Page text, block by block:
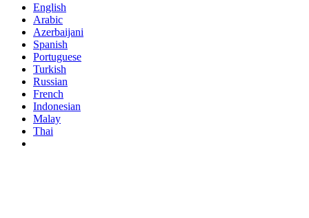
English
Arabic
Azerbaijani
Spanish
Portuguese
Turkish
Russian
French
Indonesian
Malay
Thai